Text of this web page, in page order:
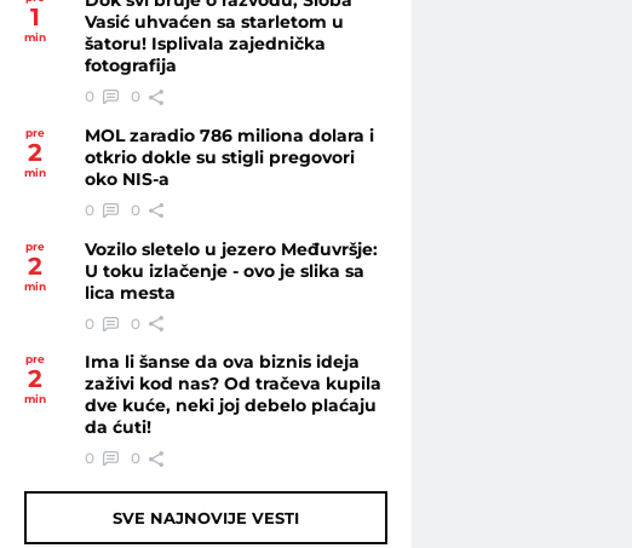
1
min
Vasić uhvaćen sa starletom u
šatoru! Isplivala zajednička
fotografija
0 0
pre
2
min
MOL zaradio 786 miliona dolara i
otkrio dokle su stigli pregovori
oko NIS-a
0 0
pre
2
min
Vozilo sletelo u jezero Međuvršje:
U toku izlačenje - ovo je slika sa
lica mesta
0 0
pre
2
min
Ima li šanse da ova biznis ideja
zaživi kod nas? Od tračeva kupila
dve kuće, neki joj debelo plaćaju
da ćuti!
0 0
SVE NAJNOVIJE VESTI